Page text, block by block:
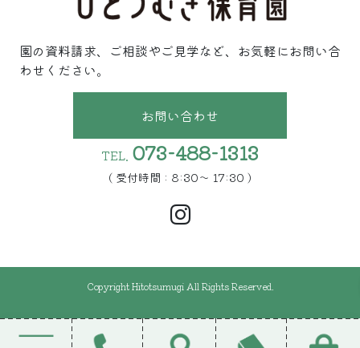
園の資料請求、ご相談やご見学など、お気軽にお問い合
わせください。
お問い合わせ
TEL. 073-488-1313
( 受付時間 : 8:30〜 17:30 )
Copyright Hitotsumugi All Rights Reserved.